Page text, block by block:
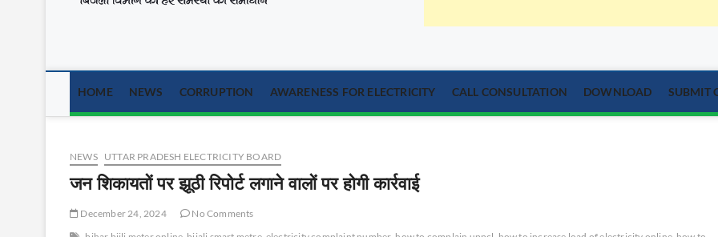
HOME NEWS CORRUPTION AWARENESS FOR ELECTRICITY CALL CONSULTATION DOWNLOAD SUBMIT
NEWS UTTAR PRADESH ELECTRICITY BOARD
जन शिकायतों पर झूठी रिपोर्ट लगाने वालों पर होगी कार्रवाई
December 24, 2024
No Comments